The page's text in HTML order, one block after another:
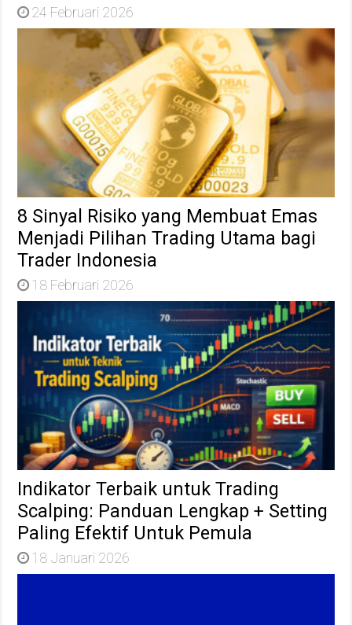
24 Februari 2026
8 Sinyal Risiko yang Membuat Emas
Menjadi Pilihan Trading Utama bagi
Trader Indonesia
18 Februari 2026
Indikator Terbaik untuk Trading
Scalping: Panduan Lengkap + Setting
Paling Efektif Untuk Pemula
18 Januari 2026